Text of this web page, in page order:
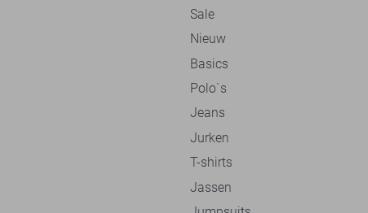
Sale
Nieuw
Basics
Polo`s
Jeans
Jurken
T-shirts
Jassen